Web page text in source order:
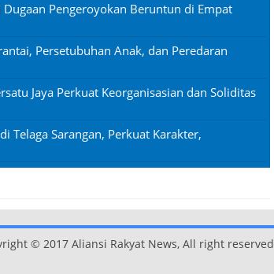
Pengeroyokan Beruntun di Empat
Persetubuhan Anak, dan Peredaran
Jaya Perkuat Keorganisasian dan Soliditas
Telaga Sarangan, Perkuat Karakter,
© 2017 Aliansi Rakyat News, All right reserved